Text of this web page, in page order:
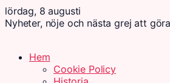
lördag, 8 augusti
Nyheter, nöje och nästa grej att
Hem
Cookie Policy